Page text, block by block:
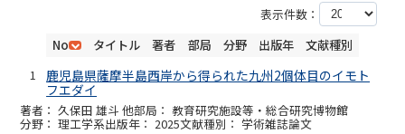
表示件数：
No
タイトル 著者 部局 分野 出版年
文献種別
1
鹿児島県薩摩半島西岸から得られた九州2個体目のイモト
フエダイ
久保田 雄斗 他 教育研究施設等・総合研究博物館
理工学系 2025
学術雑誌論文